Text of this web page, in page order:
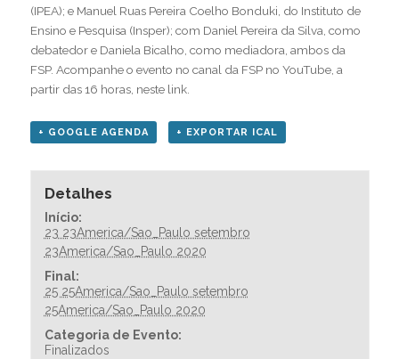
(IPEA); e Manuel Ruas Pereira Coelho Bonduki, do Instituto de
Ensino e Pesquisa (Insper); com Daniel Pereira da Silva, como
debatedor e Daniela Bicalho, como mediadora, ambos da
FSP. Acompanhe o evento no canal da FSP no YouTube, a
partir das 16 horas, neste link.
+ GOOGLE AGENDA + EXPORTAR ICAL
Detalhes
Início:
23 23America/Sao_Paulo setembro
23America/Sao_Paulo 2020
Final:
25 25America/Sao_Paulo setembro
25America/Sao_Paulo 2020
Categoria de Evento:
Finalizados